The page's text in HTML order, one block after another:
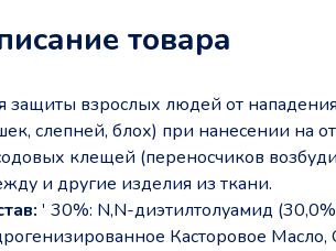
товара
защиты взрослых людей от
слепней, блох) при нанесении на
клещей (переносчиков
и другие изделия из ткани.
' 30%: N,N-диэтилтолуамид
Касторовое